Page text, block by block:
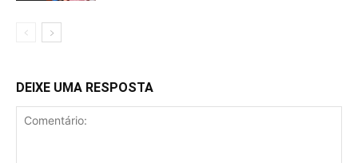
DEIXE UMA RESPOSTA